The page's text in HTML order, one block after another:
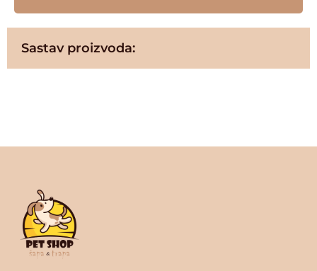
Sastav proizvoda: